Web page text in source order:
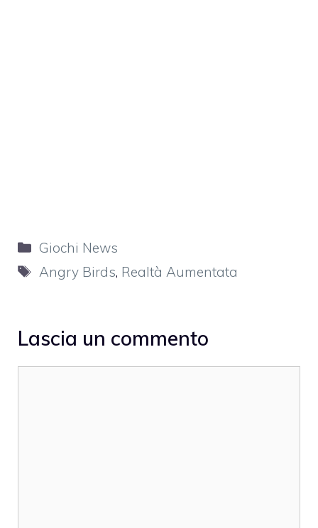
Categorie
Giochi News
Tag
Angry Birds, Realtà Aumentata
Lascia un commento